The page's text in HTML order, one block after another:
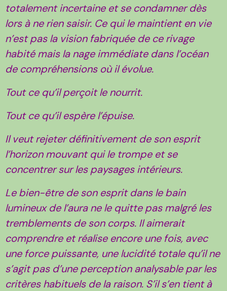
totalement incertaine et se condamner dès
lors à ne rien saisir. Ce qui le maintient en vie
n’est pas la vision fabriquée de ce rivage
habité mais la nage immédiate dans l’océan
de compréhensions où il évolue.
Tout ce qu’il perçoit le nourrit.
Tout ce qu’il espère l’épuise.
Il veut rejeter définitivement de son esprit
l’horizon mouvant qui le trompe et se
concentrer sur les paysages intérieurs.
Le bien-être de son esprit dans le bain
lumineux de l’aura ne le quitte pas malgré les
tremblements de son corps. Il aimerait
comprendre et réalise encore une fois, avec
une force puissante, une lucidité totale qu’il ne
s’agit pas d’une perception analysable par les
critères habituels de la raison. S’il s’en tient à